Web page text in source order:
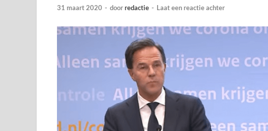
31 maart 2020 - doorredactie - Laat een reactie achter